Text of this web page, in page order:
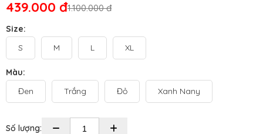
1.100.000 đ
439.000 đ
Size:
S
M L XL
Màu:
Đen
Trắng Đỏ Xanh Nany
Số lượng: